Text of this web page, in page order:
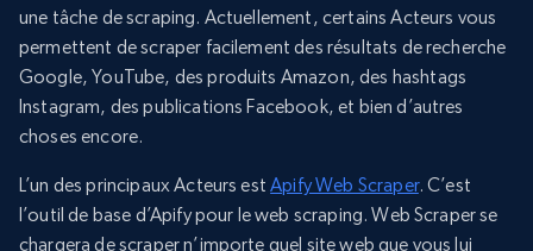
une tâche de scraping. Actuellement, certains Acteurs vous
permettent de scraper facilement des résultats de recherche
Google, YouTube, des produits Amazon, des hashtags
Instagram, des publications Facebook, et bien d’autres
choses encore.
L’un des principaux Acteurs estApify Web Scraper. C’est
l’outil de base d’Apify pour le web scraping. Web Scraper se
chargera de scraper n’importe quel site web que vous lui